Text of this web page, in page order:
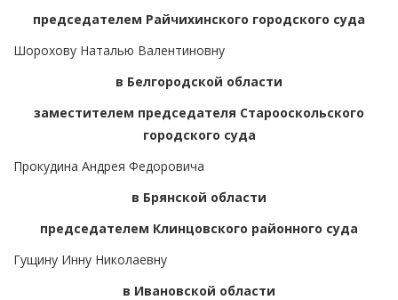
председателем Райчихинского городского суда
Шорохову Наталью Валентиновну
в Белгородской области
заместителем председателя Старооскольского
городского суда
Прокудина Андрея Федоровича
в Брянской области
председателем Клинцовского районного суда
Гущину Инну Николаевну
в Ивановской области